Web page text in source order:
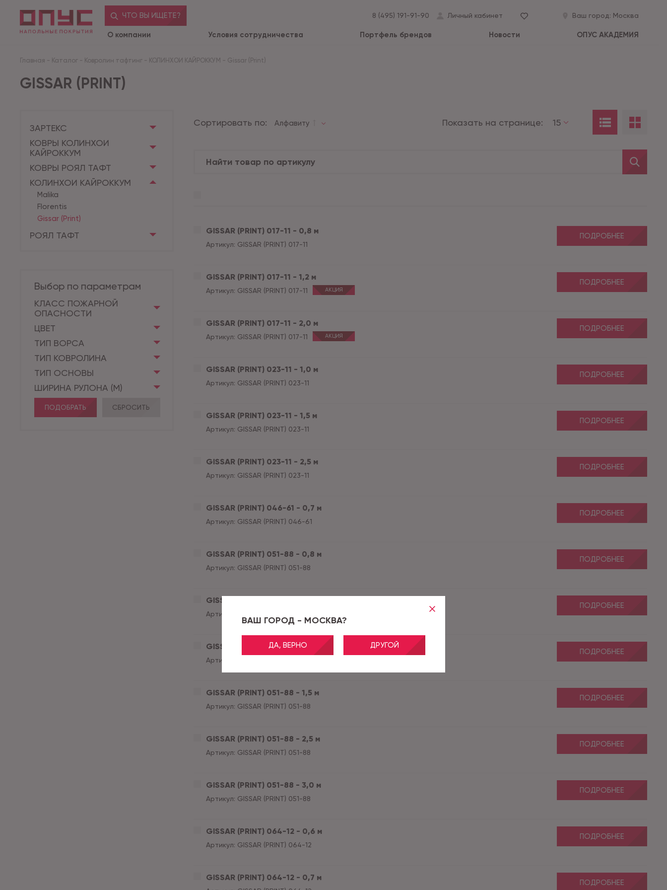
ВАШ ГОРОД - МОСКВА?
ДА, ВЕРНО ДРУГОЙ
ЧТО ВЫ ИЩЕТЕ? 8 (495) 191-91-90 Личный кабинет Ваш город: Москва
О компании Условия сотрудничества Портфель брендов Новости ОПУС АКАДЕМИЯ
Главная - Каталог - Ковролин тафтинг - КОЛИНХОИ КАЙРОККУМ - Gissar (Print)
GISSAR (PRINT)
ЗАРТЕКС
КОВРЫ КОЛИНХОИ
КАЙРОККУМ
КОВРЫ РОЯЛ ТАФТ
КОЛИНХОИ КАЙРОККУМ
Malika
Florentis
Gissar (Print)
РОЯЛ ТАФТ
Выбор по параметрам
КЛАСС ПОЖАРНОЙ
ОПАСНОСТИ
ЦВЕТ
ТИП ВОРСА
ТИП КОВРОЛИНА
ТИП ОСНОВЫ
ШИРИНА РУЛОНА (М)
ПОДОБРАТЬ СБРОСИТЬ
Сортировать по: Алфавиту Показать на странице: 15
GISSAR (PRINT) 017-11 - 0,8 м
Артикул: GISSAR (PRINT) 017-11
ПОДРОБНЕЕ
GISSAR (PRINT) 017-11 - 1,2 м
Артикул: GISSAR (PRINT) 017-11 АКЦИЯ
ПОДРОБНЕЕ
GISSAR (PRINT) 017-11 - 2,0 м
Артикул: GISSAR (PRINT) 017-11 АКЦИЯ
ПОДРОБНЕЕ
GISSAR (PRINT) 023-11 - 1,0 м
Артикул: GISSAR (PRINT) 023-11
ПОДРОБНЕЕ
GISSAR (PRINT) 023-11 - 1,5 м
Артикул: GISSAR (PRINT) 023-11
ПОДРОБНЕЕ
GISSAR (PRINT) 023-11 - 2,5 м
Артикул: GISSAR (PRINT) 023-11
ПОДРОБНЕЕ
GISSAR (PRINT) 046-61 - 0,7 м
Артикул: GISSAR (PRINT) 046-61
ПОДРОБНЕЕ
GISSAR (PRINT) 051-88 - 0,8 м
Артикул: GISSAR (PRINT) 051-88
ПОДРОБНЕЕ
GISSAR (PRINT) 051-88 - 1,0 м
Артикул:
ПОДРОБНЕЕ
GISSAR (PRINT) 051-88 - 1,2 м
Артикул:
ПОДРОБНЕЕ
GISSAR (PRINT) 051-88 - 1,5 м
Артикул: GISSAR (PRINT) 051-88
ПОДРОБНЕЕ
GISSAR (PRINT) 051-88 - 2,5 м
Артикул: GISSAR (PRINT) 051-88
ПОДРОБНЕЕ
GISSAR (PRINT) 051-88 - 3,0 м
Артикул: GISSAR (PRINT) 051-88
ПОДРОБНЕЕ
GISSAR (PRINT) 064-12 - 0,6 м
Артикул: GISSAR (PRINT) 064-12
ПОДРОБНЕЕ
GISSAR (PRINT) 064-12 - 0,7 м
ПОДРОБНЕЕ